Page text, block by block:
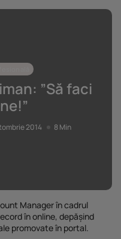
”Să faci
2014 8 Min
Manager încadrul
în online, depășind
promovateîn portal.